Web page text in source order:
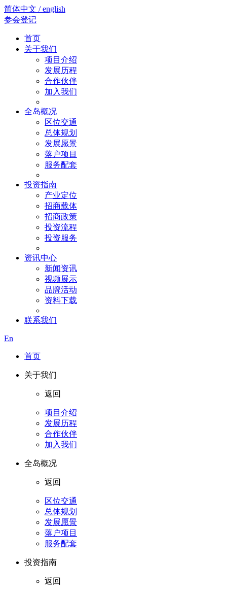
简体中文 / english
参会登记
首页
关于我们
项目介绍
发展历程
合作伙伴
加入我们
全岛概况
区位交通
总体规划
发展愿景
落户项目
服务配套
投资指南
产业定位
招商载体
招商政策
投资流程
投资服务
资讯中心
新闻资讯
视频展示
品牌活动
资料下载
联系我们
En
首页
关于我们
返回
项目介绍
发展历程
合作伙伴
加入我们
全岛概况
返回
区位交通
总体规划
发展愿景
落户项目
服务配套
投资指南
返回